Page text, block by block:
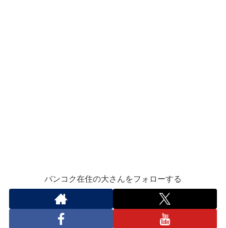
バンコク在住の大さんをフォローする